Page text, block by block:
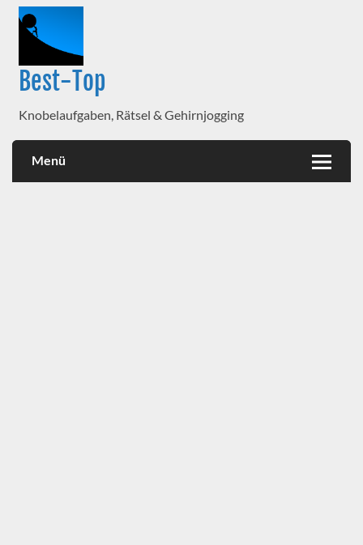
Best-Top
Knobelaufgaben, Rätsel & Gehirnjogging
Menü